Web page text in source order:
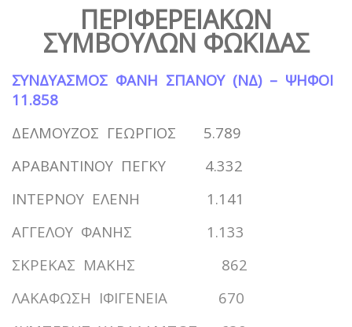
ΠΕΡΙΦΕΡΕΙΑΚΩΝ
ΣΥΜΒΟΥΛΩΝ ΦΩΚΙΔΑΣ
ΣΥΝΔΥΑΣΜΟΣ ΦΑΝΗ ΣΠΑΝΟΥ (ΝΔ) – ΨΗΦΟΙ
11.858
ΔΕΛΜΟΥΖΟΣ ΓΕΩΡΓΙΟΣ 5.789
ΑΡΑΒΑΝΤΙΝΟΥ ΠΕΓΚΥ 4.332
ΙΝΤΕΡΝΟΥ ΕΛΕΝΗ 1.141
ΑΓΓΕΛΟΥ ΦΑΝΗΣ 1.133
ΣΚΡΕΚΑΣ ΜΑΚΗΣ 862
ΛΑΚΑΦΩΣΗ ΙΦΙΓΕΝΕΙΑ 670